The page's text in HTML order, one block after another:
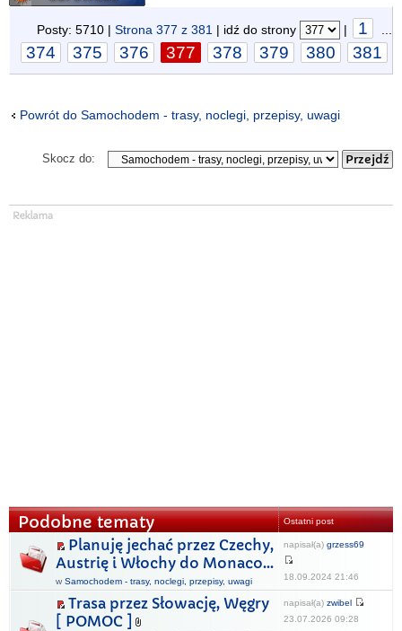
Posty: 5710 | Strona 377 z 381 | idź do strony | 1
374 375 376 377 378 379 380 381
Powrót do Samochodem - trasy, noclegi, przepisy, uwagi
Skocz do:
Podobne tematy Ostatni post
Planuję jechać przez Czechy,
Austrię i Włochy do Monaco...
w Samochodem - trasy, noclegi, przepisy, uwagi
napisał(a) grzess69
18.09.2024 21:46
Trasa przez Słowację, Węgry
[ POMOC ]
napisał(a) zwibel
23.07.2026 09:28